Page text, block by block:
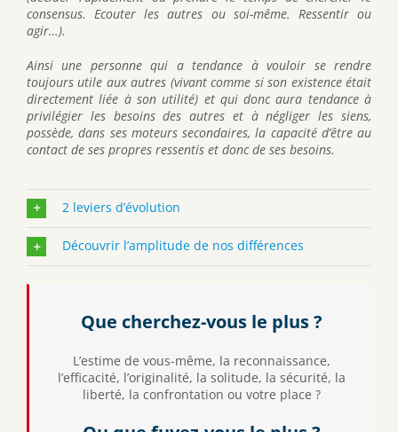
consensus. Ecouter les autres ou soi-même. Ressentir ou
agir…).
Ainsi une personne qui a tendance à vouloir se rendre
toujours utile aux autres (vivant comme si son existence était
directement liée à son utilité) et qui donc aura tendance à
privilégier les besoins des autres et à négliger les siens,
possède, dans ses moteurs secondaires, la capacité d’être au
contact de ses propres ressentis et donc de ses besoins.
2 leviers d’évolution
Découvrir l’amplitude de nos différences
Que cherchez-vous le plus ?
L’estime de vous-même, la reconnaissance,
l’efficacité, l’originalité, la solitude, la sécurité, la
liberté, la confrontation ou votre place ?